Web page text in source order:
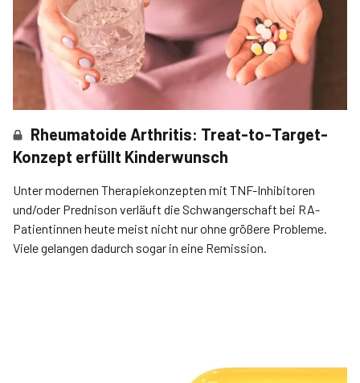
Rheumatoide Arthritis: Treat-to-Target-
Konzept erfüllt Kinderwunsch
Unter modernen Therapiekonzepten mit TNF-Inhibitoren
und/oder Prednison verläuft die Schwangerschaft bei RA-
Patientinnen heute meist nicht nur ohne größere Probleme.
Viele gelangen dadurch sogar in eine Remission.